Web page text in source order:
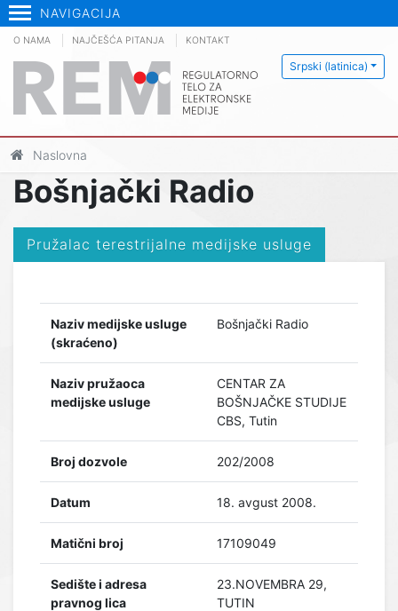
NAVIGACIJA
Srpski (latinica)
O NAMA NAJČEŠĆA PITANJA KONTAKT
Naslovna
Bošnjački Radio
Pružalac terestrijalne medijske usluge
Naziv medijske usluge
(skraćeno)
Bošnjački Radio
Naziv pružaoca
medijske usluge
CENTAR ZA
BOŠNJAČKE STUDIJE
CBS, Tutin
Broj dozvole 202/2008
Datum 18. avgust 2008.
Matični broj 17109049
Sedište i adresa
pravnog lica
23.NOVEMBRA 29,
TUTIN